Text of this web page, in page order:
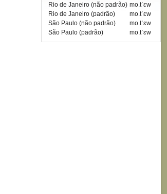
Rio de Janeiro (não padrão) mo.tˈɛw
Rio de Janeiro (padrão)
mo.tˈɛw
São Paulo (não padrão)
mo.tˈɛw
São Paulo (padrão)
mo.tˈɛw